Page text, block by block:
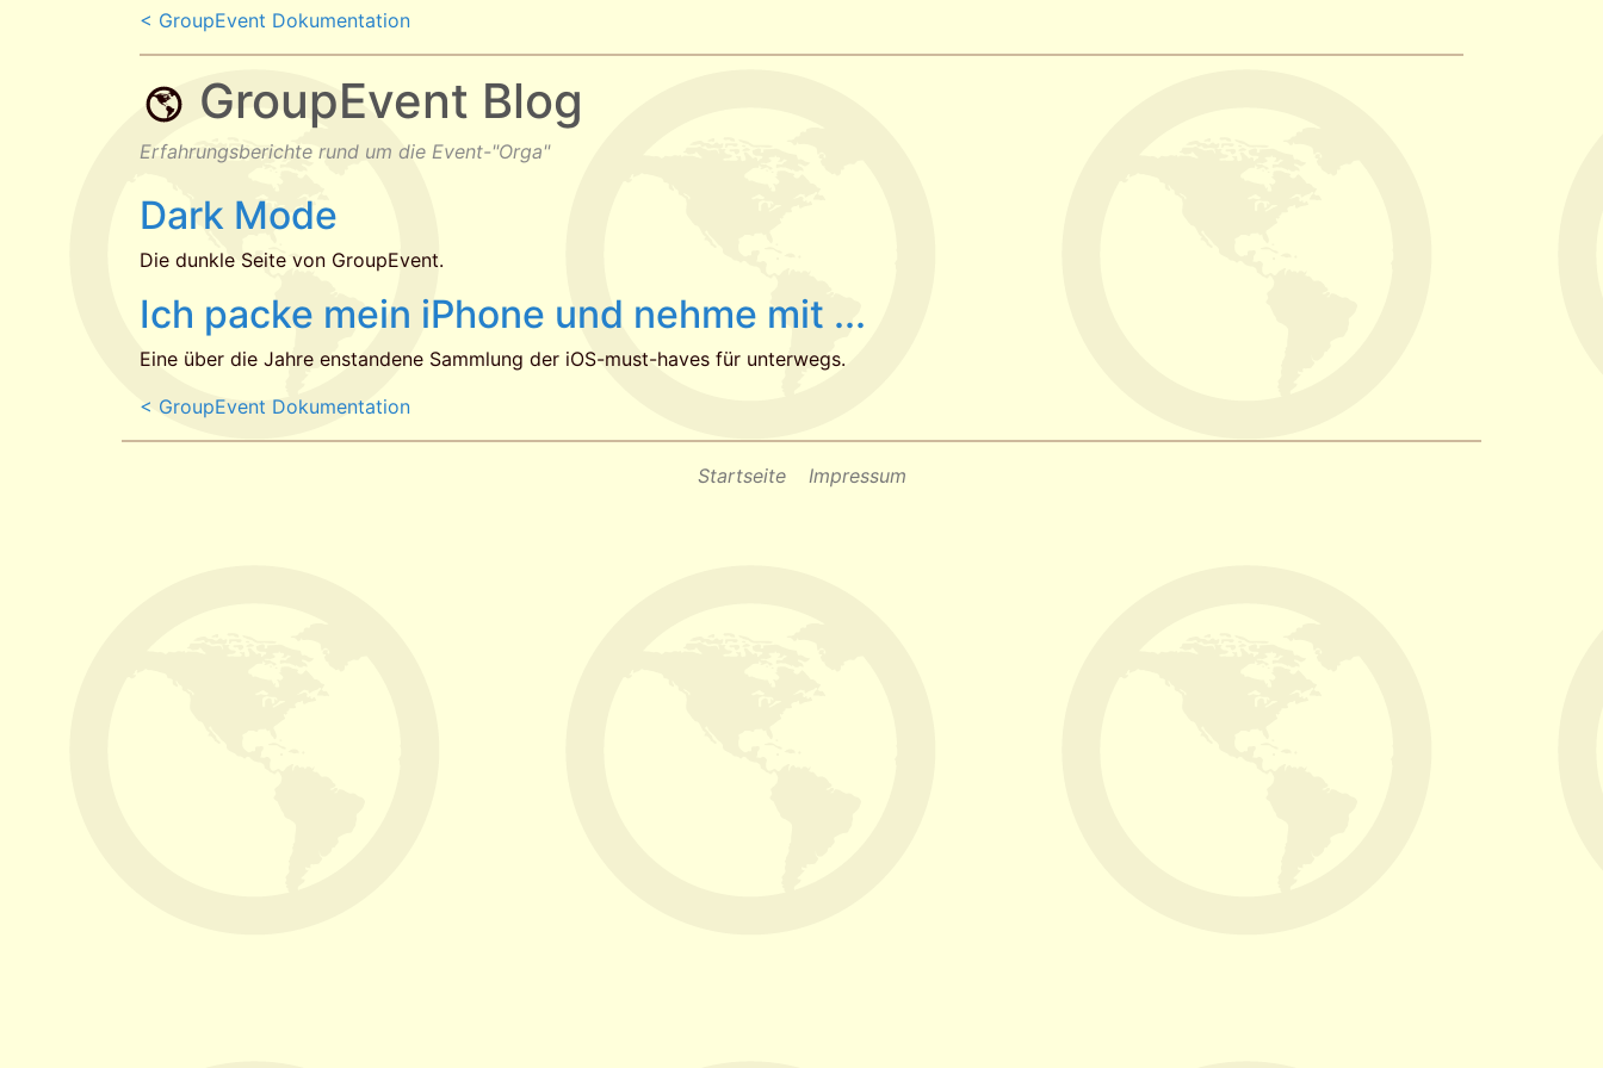
< GroupEvent Dokumentation
GroupEvent Blog
Erfahrungsberichte rund um die Event-"Orga"
Dark Mode
Die dunkle Seite von GroupEvent.
Ich packe mein iPhone und nehme mit ...
Eine über die Jahre enstandene Sammlung der iOS-must-haves für unterwegs.
< GroupEvent Dokumentation
Startseite Impressum